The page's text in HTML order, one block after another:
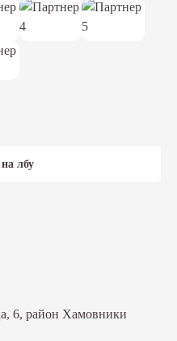
лбу
6, район Хамовники